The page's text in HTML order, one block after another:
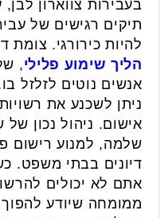
בעבירות צווארון
תיקים רגישים של
להיות כירורגי. צומת
הליך שימוע פלילי,
אנשים נוטים לזלזל
ניתן לשכנע את
אישום. ניהול נכון של
שלמה, למנוע רישום
דיונים בבתי משפט.
אתם לא יכולים
ממומחה שיודע